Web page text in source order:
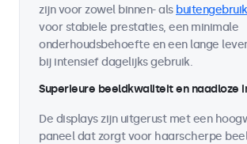
zijn voor zowel binnen- als buitengebruik
voor stabiele prestaties, een minimale
onderhoudsbehoefte en een lange
bij intensief dagelijks gebruik.
Superieure beeldkwaliteit en naadloze
De displays zijn uitgerust met een
paneel dat zorgt voor haarscherpe